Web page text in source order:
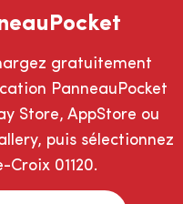
gratuitement
PanneauPocket
Store, AppStore ou
puis sélectionnez
Croix 01120.